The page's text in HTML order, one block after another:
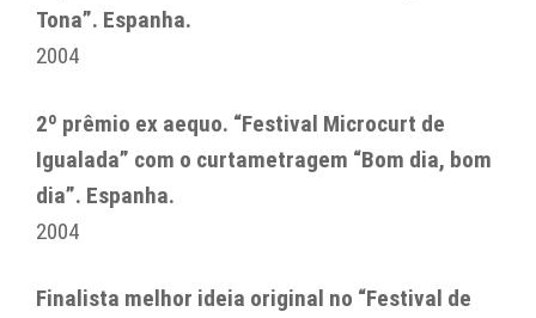
Tona”. Espanha.
2004
2º prêmio ex aequo. “Festival Microcurt de
Igualada” com o curtametragem “Bom dia, bom
dia”. Espanha.
2004
Finalista melhor ideia original no “Festival de